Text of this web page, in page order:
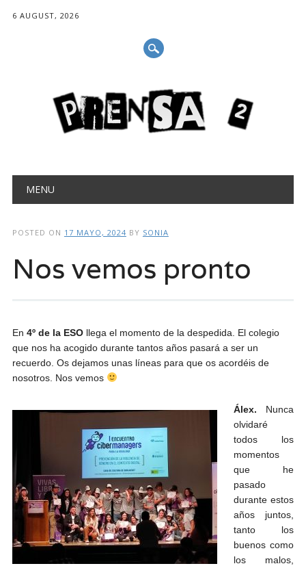
6 AUGUST, 2026
Main menu
MENU
POSTED ON 17 MAYO, 2024 BY SONIA
Nos vemos pronto
En 4º de la ESOllega el momento de la despedida. El colegio
que nos ha acogido durante tantos años pasará a ser un
recuerdo. Os dejamos unas líneas para que os acordéis de
nosotros. Nos vemos
Álex. Nunca
olvidaré
todos los
momentos
que he
pasado
durante estos
años juntos,
tanto los
buenos como
los malos,